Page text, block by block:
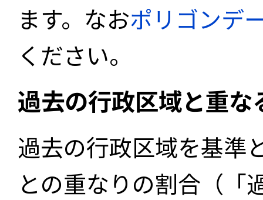
ます。なおポリゴンデ
ください。
過去の行政区域と重
過去の行政区域を基準
との重なりの割合（「